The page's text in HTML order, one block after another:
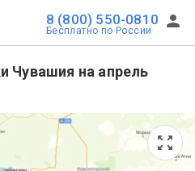
8 (800) 550-0810
Бесплатно по России
Чувашия на апрель